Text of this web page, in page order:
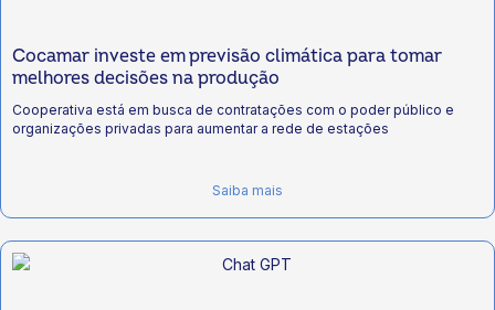
Cocamar investe em previsão climática para tomar
melhores decisões na produção
Cooperativa está em busca de contratações com o poder público e
organizações privadas para aumentar a rede de estações
Saiba mais